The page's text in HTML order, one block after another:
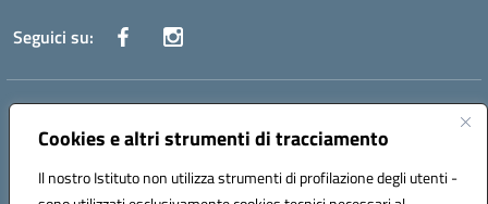
Cookies e altri strumenti di tracciamento
Il nostro Istituto non utilizza strumenti di profilazione degli utenti -
Seguici su:
Indirizzo:
Centralino:0823 742191 Email:CEIC8BC00Q@istruzione.it
Codice fiscale: 93117040613